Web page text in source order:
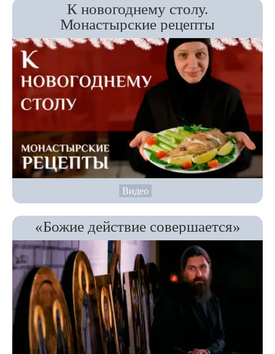
К новогоднему столу.
Монастырские рецепты
Видео
«Божие действие совершается»